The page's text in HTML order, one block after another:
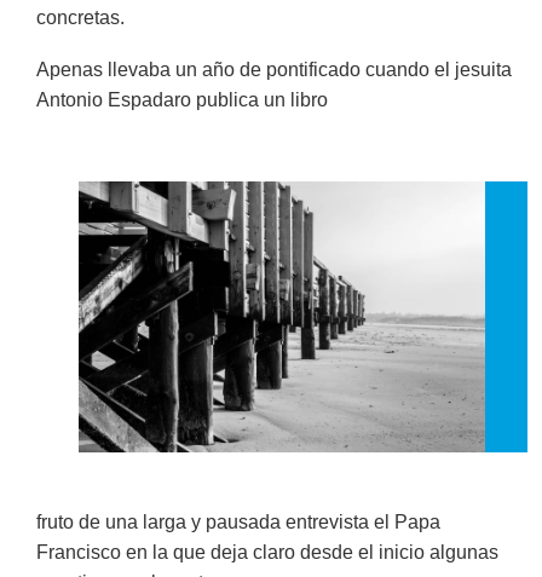
concretas.
Apenas llevaba un año de pontificado cuando el jesuita
Antonio Espadaro publica un libro
fruto de una larga y pausada entrevista el Papa
Francisco en la que deja claro desde el inicio algunas